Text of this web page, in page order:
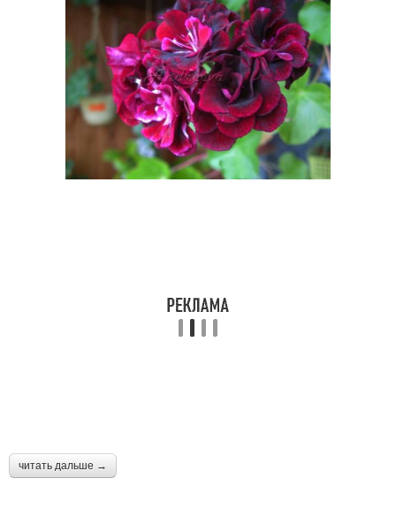
читать дальше →